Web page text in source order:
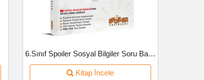
6.Sınıf Spoiler Sosyal Bilgiler Soru Bankası
Kitap İncele